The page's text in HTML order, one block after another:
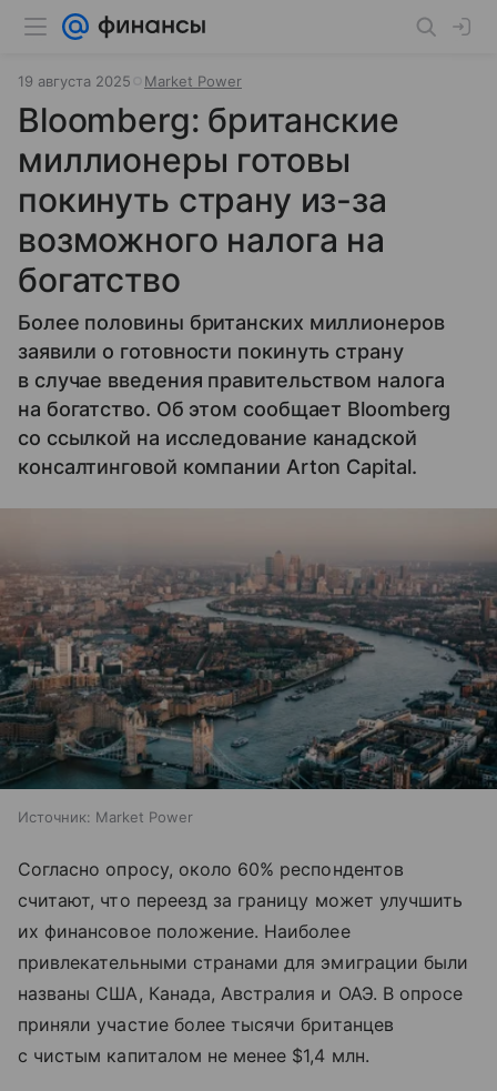
19 августа 2025 Market Power
Bloomberg: британские
миллионеры готовы
покинуть страну из-за
возможного налога на
богатство
Более половины британских миллионеров
заявили о готовности покинуть страну
в случае введения правительством налога
на богатство. Об этом сообщает Bloomberg
со ссылкой на исследование канадской
консалтинговой компании Arton Capital.
Источник: Market Power
Согласно опросу, около 60% респондентов
считают, что переезд за границу может улучшить
их финансовое положение. Наиболее
привлекательными странами для эмиграции были
названы США, Канада, Австралия и ОАЭ. В опросе
приняли участие более тысячи британцев
с чистым капиталом не менее $1,4 млн.